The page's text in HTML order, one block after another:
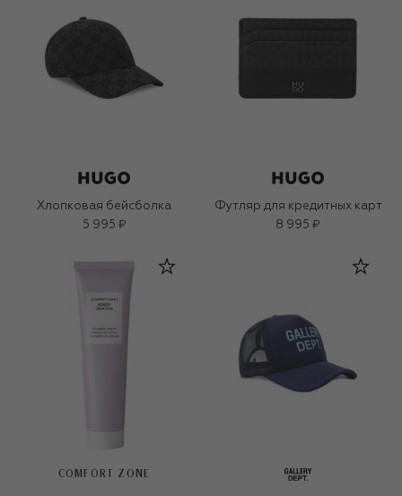
Хлопковая бейсболка
5 995 ₽
Футляр для кредитных карт
8 995 ₽
COMFORT ZONE